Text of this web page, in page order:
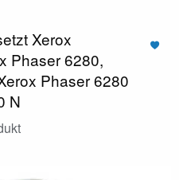
Xerox
Phaser 6280,
Phaser 6280
N